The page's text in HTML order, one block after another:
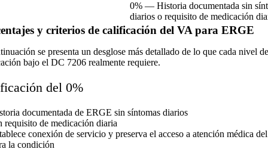
0% — Historia documentada sin
diarios o requisito de medicación
y criterios de calificación del VA para ERGE
se presenta un desglose más detallado de lo que cada nivel de
bajo el DC 7206 realmente requiere.
del 0%
documentada de ERGE sin síntomas diarios
requisito de medicación diaria
conexión de servicio y preserva el acceso a atención médica
la condición